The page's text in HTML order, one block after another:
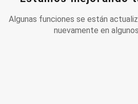
Algunas funciones se están
nuevamente en